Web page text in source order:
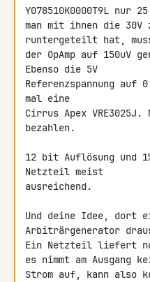
Y078510K0000T9L nur
man mit ihnen die 30V
runtergeteilt hat,
der OpAmp auf 150uV
Ebenso die 5V
Referenzspannung auf
mal eine
Cirrus Apex
bezahlen.
12 bit Auflösung und
Netzteil meist
ausreichend.
Und deine Idee, dort
Arbiträrgenerator
Ein Netzteil liefert
es nimmt am Ausgang
Strom auf, kann also